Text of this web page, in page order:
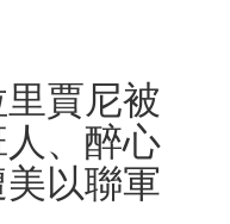
賈尼被
、醉心
以聯軍